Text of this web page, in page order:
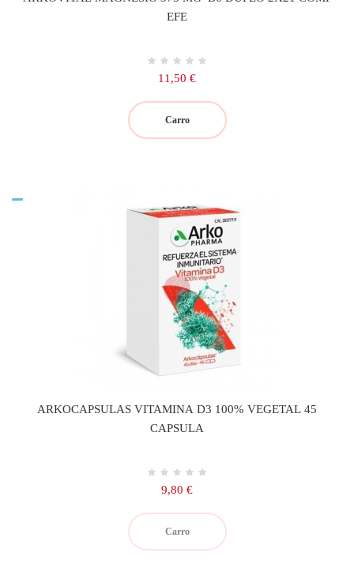
EFE
Precio
11,50 €
Carro
ARKOCAPSULAS VITAMINA D3 100% VEGETAL 45
CAPSULA
Precio
9,80 €
Carro